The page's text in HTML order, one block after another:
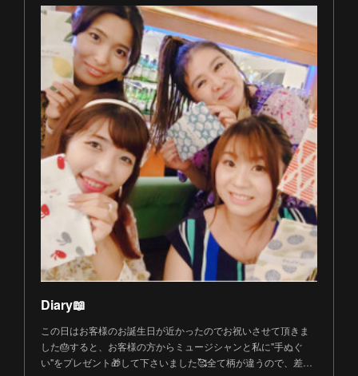
Diary📖
この日はお客様のお誕生日が近かったのでお祝いさせて頂きま
した🎂すると、お客様の方からミュージシャンと私に"手ぬぐ
い"をプレゼント🎁して下さいました🥰全て柄が違うので、差…